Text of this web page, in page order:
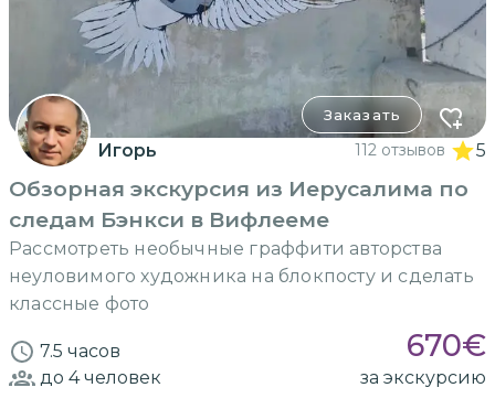
Заказать
Игорь 112 отзывов 5
Обзорная экскурсия из Иерусалима по
следам Бэнкси в Вифлееме
Рассмотреть необычные граффити авторства
неуловимого художника на блокпосту и сделать
классные фото
7.5 часов 670€
до 4человек за экскурсию